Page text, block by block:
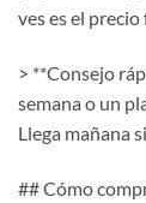
ves es el precio
> **Consejo
semana o un
Llega mañana
## Cómo